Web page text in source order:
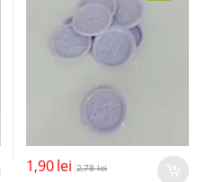
1,90lei 2,78lei